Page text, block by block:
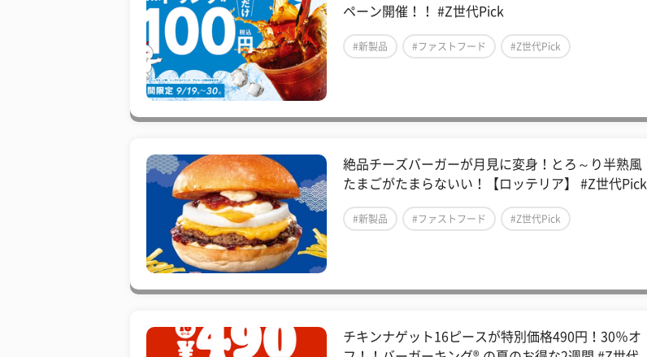
ペーン開催！！ #Z世代Pick
#新製品 #ファストフード #Z世代Pick
絶品チーズバーガーが月見に変身！とろ～り半熟風
たまごがたまらないい！【ロッテリア】 #Z世代Pick
#新製品 #ファストフード #Z世代Pick
チキンナゲット16ピースが特別価格490円！30％オ